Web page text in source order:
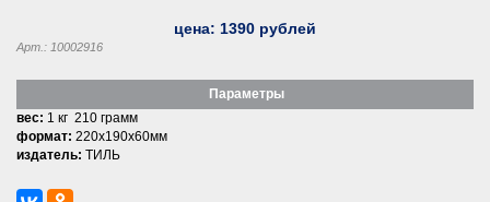
цена: 1390 рублей
Арт.: 10002916
Параметры
вес: 1 кг 210 грамм
формат: 220x190x60мм
издатель: ТИЛЬ